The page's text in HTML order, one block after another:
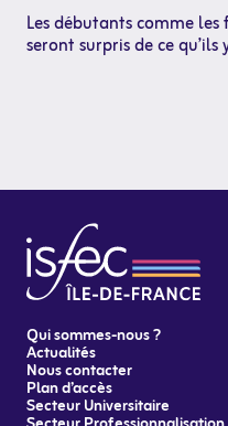
Les débutants comme
seront surpris de ce
Qui sommes-nous ?
Actualités
Nous contacter
Plan d’accès
Secteur Universitaire